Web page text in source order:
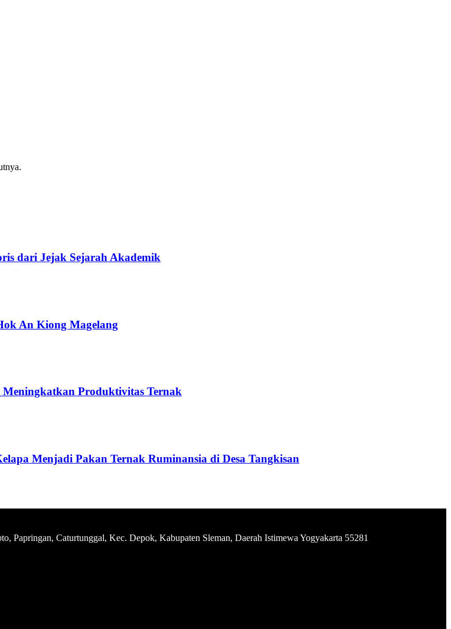
dari Jejak Sejarah Akademik
An Kiong Magelang
Produktivitas Ternak
Menjadi Pakan Ternak Ruminansia di Desa Tangkisan
Caturtunggal, Kec. Depok, Kabupaten Sleman, Daerah Istimewa Yogyakarta 55281